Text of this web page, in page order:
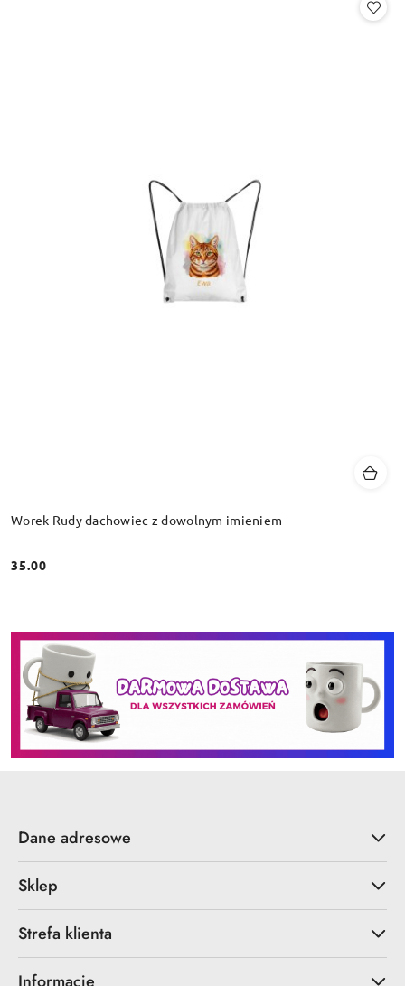
Worek Rudy dachowiec z dowolnym imieniem
Cena:
35.00
Dane adresowe
Sklep
Strefa klienta